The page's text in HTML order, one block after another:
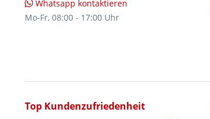
Whatsapp kontaktieren
Mo-Fr, 08:00 - 17:00 Uhr
Top Kundenzufriedenheit